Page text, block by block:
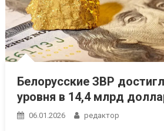
Белорусские ЗВР
уровня в 14,4 млрд
06.01.2026 редактор